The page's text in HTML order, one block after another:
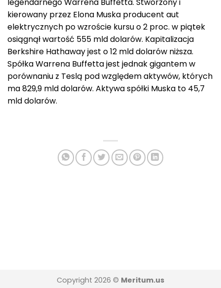
legendarnego Warrena Buffetta. Stworzony i
kierowany przez Elona Muska producent aut
elektrycznych po wzroście kursu o 2 proc. w piątek
osiągnął wartość 555 mld dolarów. Kapitalizacja
Berkshire Hathaway jest o 12 mld dolarów niższa.
Spółka Warrena Buffetta jest jednak gigantem w
porównaniu z Teslą pod względem aktywów, których
ma 829,9 mld dolarów. Aktywa spółki Muska to 45,7
mld dolarów.
Copyright 2026 © Meritum.us